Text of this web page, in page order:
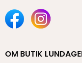
OM BUTIK